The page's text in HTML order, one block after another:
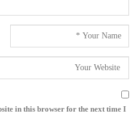
in this browser for the next time I